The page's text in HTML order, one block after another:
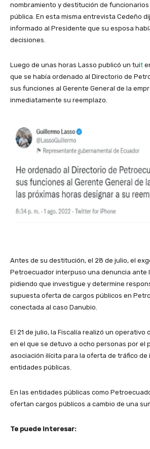
nombramiento y destitución de funcionarios
pública. En esta misma entrevista Cedeño
informado al Presidente que su esposa
decisiones.
Luego de unas horas Lasso publicó un tuit
que se había ordenado al Directorio de
sus funciones al Gerente General de la
inmediatamente su reemplazo.
Antes de su destitución, el 28 de julio, el
Petroecuador interpuso una denuncia ante
pidiendo que investigue y determine
supuesta oferta de cargos públicos en
conectada al caso Danubio.
El 21 de julio, la Fiscalía realizó un operativo
en el que se detuvo a ocho personas por el
asociación ilícita para la oferta de tráfico de
entidades públicas.
En las entidades públicas como
ofertan cargos públicos a cambio de una
Te puede interesar: